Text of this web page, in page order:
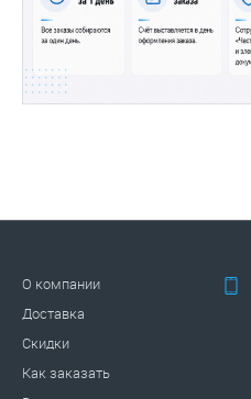
О компании
Доставка
Скидки
Как заказать